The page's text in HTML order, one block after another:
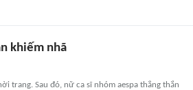
khiếm nhã
trang. Sau đó, nữ ca sĩ nhóm aespa thẳng thắn